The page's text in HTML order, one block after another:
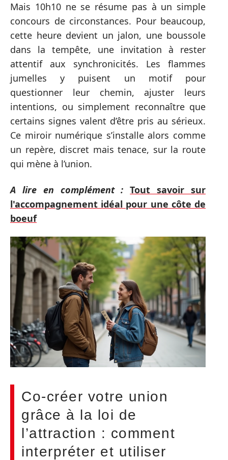
Mais 10h10 ne se résume pas à un simple
concours de circonstances. Pour beaucoup,
cette heure devient un jalon, une boussole
dans la tempête, une invitation à rester
attentif aux synchronicités. Les flammes
jumelles y puisent un motif pour
questionner leur chemin, ajuster leurs
intentions, ou simplement reconnaître que
certains signes valent d’être pris au sérieux.
Ce miroir numérique s’installe alors comme
un repère, discret mais tenace, sur la route
qui mène à l’union.
A lire en complément : Tout savoir sur
l'accompagnement idéal pour une côte de
boeuf
Co-créer votre union
grâce à la loi de
l’attraction : comment
interpréter et utiliser